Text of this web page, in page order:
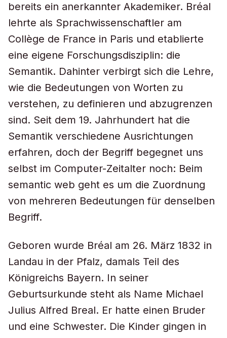
bereits ein anerkannter Akademiker. Bréal
lehrte als Sprachwissenschaftler am
Collège de France in Paris und etablierte
eine eigene Forschungsdisziplin: die
Semantik. Dahinter verbirgt sich die Lehre,
wie die Bedeutungen von Worten zu
verstehen, zu definieren und abzugrenzen
sind. Seit dem 19. Jahrhundert hat die
Semantik verschiedene Ausrichtungen
erfahren, doch der Begriff begegnet uns
selbst im Computer-Zeitalter noch: Beim
semantic web geht es um die Zuordnung
von mehreren Bedeutungen für denselben
Begriff.
Geboren wurde Bréal am 26. März 1832 in
Landau in der Pfalz, damals Teil des
Königreichs Bayern. In seiner
Geburtsurkunde steht als Name Michael
Julius Alfred Breal. Er hatte einen Bruder
und eine Schwester. Die Kinder gingen in